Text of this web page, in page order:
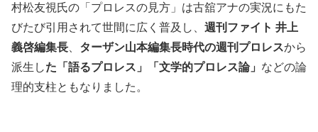
村松友視氏の「プロレスの見方」は古舘アナの実況にもた
びたび引用されて世間に広く普及し、 週刊ファイト 井上
義啓編集長
ターザン山本編集長時代の週刊プロレスから
派生した「語るプロレス」「文学的プロレス論」 などの論
理的支柱ともなりました。